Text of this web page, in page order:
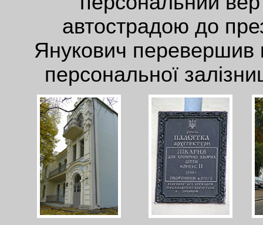
автострадою до
Янукович перевершив
персональної